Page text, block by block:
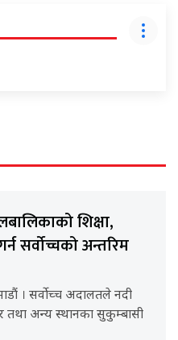
शिक्षा,
सर्वोच्चको अन्तरिम
। सर्वोच्च अदालतले नदी
तथा अन्य स्थानका सुकुम्बासी